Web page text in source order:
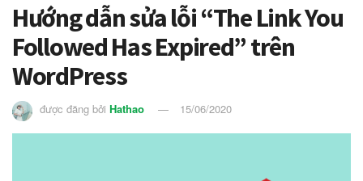
Hướng dẫn sửa lỗi “The Link You
Followed Has Expired” trên
WordPress
được đăng bởi Hathao 15/06/2020